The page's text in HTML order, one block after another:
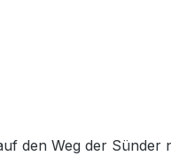
den Weg der Sünder